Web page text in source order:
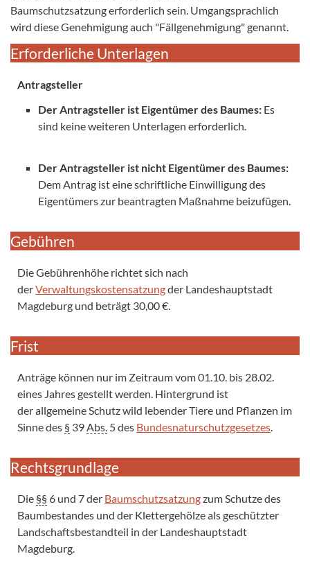
Baumschutzsatzung erforderlich sein. Umgangsprachlich
wird diese Genehmigung auch "Fällgenehmigung" genannt.
Erforderliche Unterlagen
Antragsteller
Der Antragsteller ist Eigentümer des Baumes: Es
sind keine weiteren Unterlagen erforderlich.
Der Antragsteller ist nicht Eigentümer des Baumes:
Dem Antrag ist eine schriftliche Einwilligung des
Eigentümers zur beantragten Maßnahme beizufügen.
Gebühren
Die Gebührenhöhe richtet sich nach
derVerwaltungskostensatzungder Landeshauptstadt
Magdeburg und beträgt 30,00 €.
Frist
Anträge können nur im Zeitraum vom 01.10. bis 28.02.
eines Jahres gestellt werden. Hintergrund ist
derallgemeine Schutz wild lebender Tiere und Pflanzen im
Sinne des § 39 Abs. 5 des Bundesnaturschutzgesetzes
Rechtsgrundlage
Die §§ 6 und 7 der Baumschutzsatzungzum Schutze des
Baumbestandes und der Klettergehölze als geschützter
Landschaftsbestandteil in der Landeshauptstadt
Magdeburg.